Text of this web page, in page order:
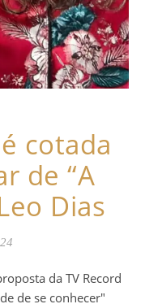
cotada
de “A
Dias
de se conhecer"